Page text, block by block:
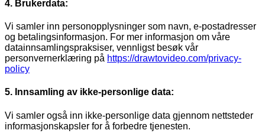
4. Brukerdata:
Vi samler inn personopplysninger som navn, e-postadresser
og betalingsinformasjon. For mer informasjon om våre
datainnsamlingspraksiser, vennligst besøk vår
personvernerklæring på https://drawtovideo.com/privacy-
policy
5. Innsamling av ikke-personlige data:
Vi samler også inn ikke-personlige data gjennom nettsteder
informasjonskapsler for å forbedre tjenesten.